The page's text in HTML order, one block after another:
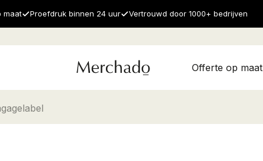
maat Proefdruk binnen 24 uur Vertrouwd door 1000+ bedrijven
Offerte op maat